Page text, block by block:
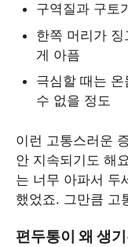
구역질과 구토
한쪽 머리가
게 아픔
극심할 때는
수 없을 정도
이런 고통스러운
안 지속되기도 해
는 너무 아파서 두
했었죠. 그만큼 고
편두통이 왜 생